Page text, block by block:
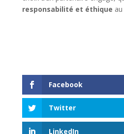
responsabilité et éthique
Facebook
Twitter
LinkedIn